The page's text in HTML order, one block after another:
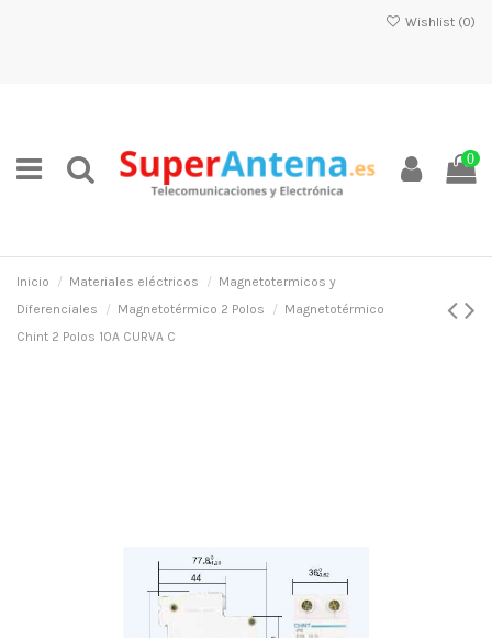
Wishlist (0)
0
Inicio Materiales eléctricos
Magnetotermicos y
Diferenciales
Magnetotérmico 2 Polos
Magnetotérmico
Chint 2 Polos 10A CURVA C